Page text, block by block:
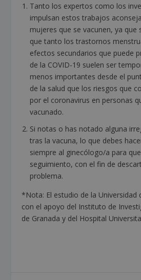
Tanto los expertos como los
impulsan estos trabajos
mujeres que se vacunen, ya que
que tanto los trastornos
efectos secundarios que puede
de la COVID-19 suelen ser
menos importantes desde el
de la salud que los riesgos que
por el coronavirus en personas
vacunado.
Si notas o has notado alguna
tras la vacuna, lo que debes
siempre al ginecólogo/a para
seguimiento, con el fin de
problema.
*Nota: El estudio de la Universidad
con el apoyo del Instituto de
de Granada y del Hospital